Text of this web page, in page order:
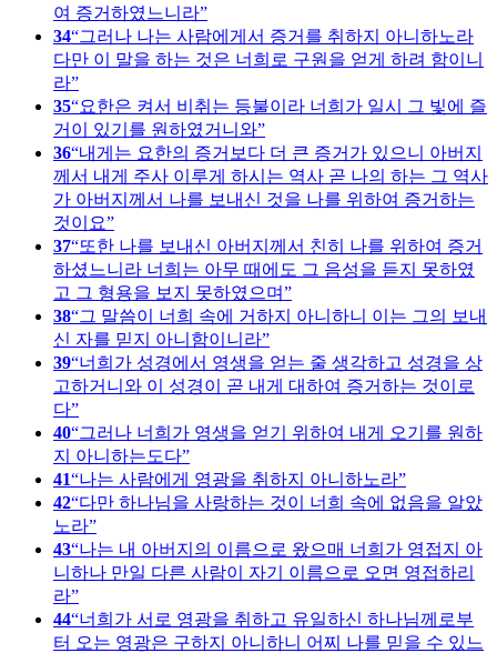
여 증거하였느니라
34 그러나 나는 사람에게서 증거를 취하지 아니하노라
다만 이 말을 하는 것은 너희로 구원을 얻게 하려 함이니
라
35 요한은 켜서 비취는 등불이라 너희가 일시 그 빛에 즐
거이 있기를 원하였거니와
36 내게는 요한의 증거보다 더 큰 증거가 있으니 아버지
께서 내게 주사 이루게 하시는 역사 곧 나의 하는 그 역사
가 아버지께서 나를 보내신 것을 나를 위하여 증거하는
것이요
37 또한 나를 보내신 아버지께서 친히 나를 위하여 증거
하셨느니라 너희는 아무 때에도 그 음성을 듣지 못하였
고 그 형용을 보지 못하였으며
38 그 말씀이 너희 속에 거하지 아니하니 이는 그의 보내
신 자를 믿지 아니함이니라
39 너희가 성경에서 영생을 얻는 줄 생각하고 성경을 상
고하거니와 이 성경이 곧 내게 대하여 증거하는 것이로
다
40 그러나 너희가 영생을 얻기 위하여 내게 오기를 원하
지 아니하는도다
41 나는 사람에게 영광을 취하지 아니하노라
42 다만 하나님을 사랑하는 것이 너희 속에 없음을 알았
노라
43 나는 내 아버지의 이름으로 왔으매 너희가 영접지 아
니하나 만일 다른 사람이 자기 이름으로 오면 영접하리
라
44 너희가 서로 영광을 취하고 유일하신 하나님께로부
터 오는 영광은 구하지 아니하니 어찌 나를 믿을 수 있느